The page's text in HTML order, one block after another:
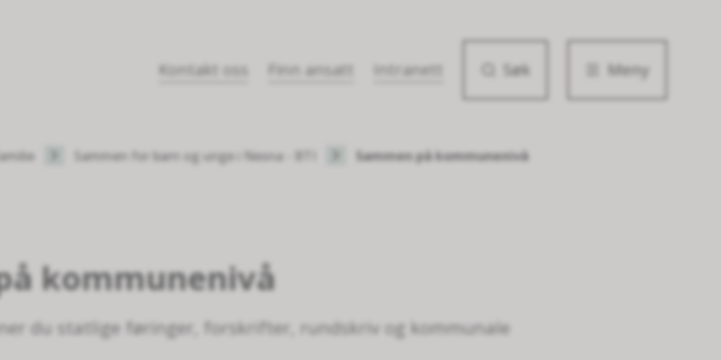
Kontakt oss Finn ansatt Intranett Søk Meny
Sammen for barn og unge i Nesna - BTI Sammen på kommunenivå
kommunenivå
du statlige føringer, forskrifter, rundskriv og kommunale